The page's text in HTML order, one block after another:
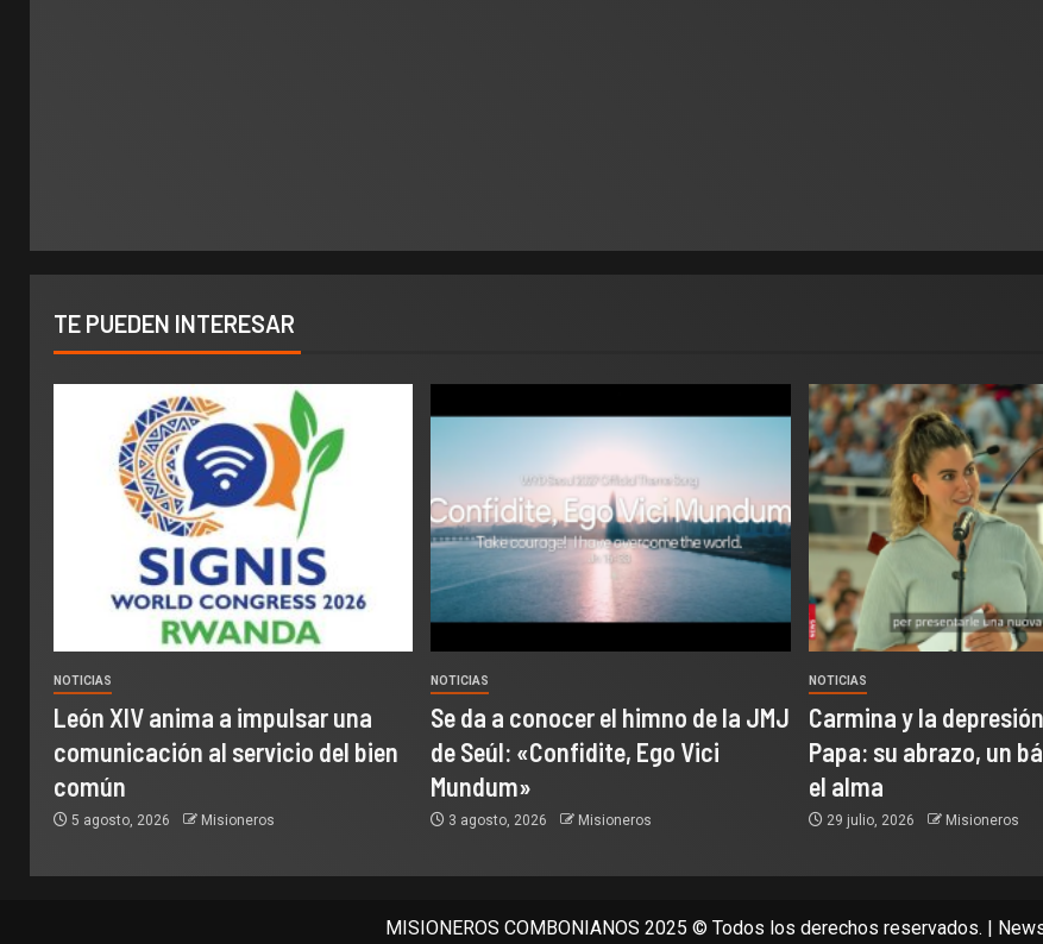
TE PUEDEN INTERESAR
NOTICIAS
León XIV anima a impulsar una
comunicación al servicio del bien
común
5 agosto, 2026 Misioneros
NOTICIAS
Se da a conocer el himno de la JMJ
de Seúl: «Confidite, Ego Vici
Mundum»
3 agosto, 2026 Misioneros
NOTICIAS
Carmina y la
Papa: su abrazo, un
el alma
29 julio, 2026 Misioneros
MISIONEROS COMBONIANOS 2025 © Todos los derechos reservados. |